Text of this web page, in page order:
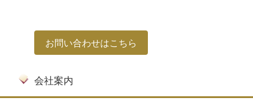
お問い合わせはこちら
会社案内